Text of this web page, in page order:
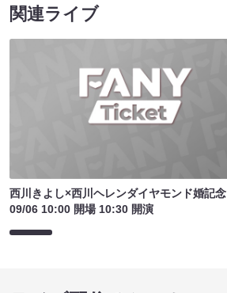
関連ライブ
西川きよし×西川ヘレンダイヤモンド婚記念
09/06 10:00 開場 10:30 開演